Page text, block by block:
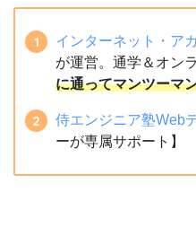
インターネット・ア
が運営。通学＆オン
に通ってマンツーマ
侍エンジニア塾Web
ーが専属サポート】